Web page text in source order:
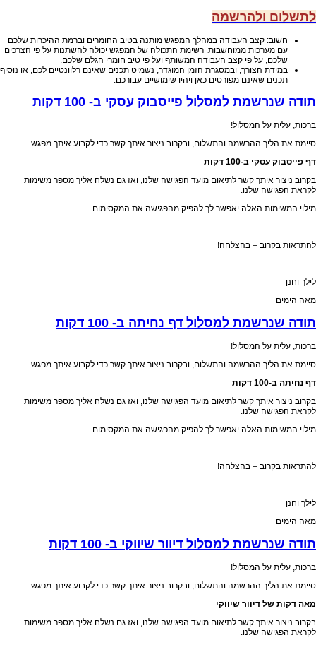
לתשלום ולהרשמה
חשוב: קצב העבודה במהלך המפגש מותנה בטיב החומרים וברמת ההיכרות שלכם
עם מערכות ממוחשבות. רשימת התכולה של המפגש יכולה להשתנות על פי הצרכים
שלכם, על פי קצב העבודה המשותף ועל פי טיב חומרי הגלם שלכם.
במידת הצורך, ובמסגרת הזמן המוגדר, נשמיט תכנים שאינם רלוונטיים לכם, או נוסיף
תכנים שאינם מפורטים כאן ויהיו שימושיים עבורכם.
תודה שנרשמת למסלול פייסבוק עסקי ב- 100 דקות
ברכות, עלית על המסלול!
סיימת את הליך ההרשמה והתשלום, ובקרוב ניצור איתך קשר כדי לקבוע איתך מפגש
דף פייסבוק עסקי ב-100 דקות
בקרוב ניצור איתך קשר לתיאום מועד הפגישה שלנו, ואז גם נשלח אליך מספר משימות
לקראת הפגישה שלנו.
מילוי המשימות האלה יאפשר לך להפיק מהפגישה את המקסימום.
להתראות בקרוב – בהצלחה!
לילך וחנן
מאה הימים
תודה שנרשמת למסלול דף נחיתה ב- 100 דקות
ברכות, עלית על המסלול!
סיימת את הליך ההרשמה והתשלום, ובקרוב ניצור איתך קשר כדי לקבוע איתך מפגש
דף נחיתה ב-100 דקות
בקרוב ניצור איתך קשר לתיאום מועד הפגישה שלנו, ואז גם נשלח אליך מספר משימות
לקראת הפגישה שלנו.
מילוי המשימות האלה יאפשר לך להפיק מהפגישה את המקסימום.
להתראות בקרוב – בהצלחה!
לילך וחנן
מאה הימים
תודה שנרשמת למסלול דיוור שיווקי ב- 100 דקות
ברכות, עלית על המסלול!
סיימת את הליך ההרשמה והתשלום, ובקרוב ניצור איתך קשר כדי לקבוע איתך מפגש
מאה דקות של דיוור שיווקי
בקרוב ניצור איתך קשר לתיאום מועד הפגישה שלנו, ואז גם נשלח אליך מספר משימות
לקראת הפגישה שלנו.